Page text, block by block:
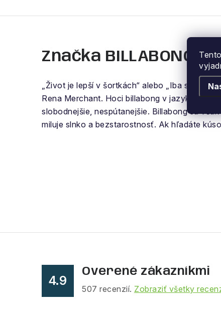
Značka BILLABONG
„Život je lepší v šortkách“ alebo „Iba surfer
Rena Merchant. Hoci billabong v jazyku
slobodnejšie, nespútanejšie. Billabong sa
miluje slnko a bezstarostnosť. Ak hľadáte
4.9
Overené zákazníkmi
507 recenzií. Zobraziť všetky